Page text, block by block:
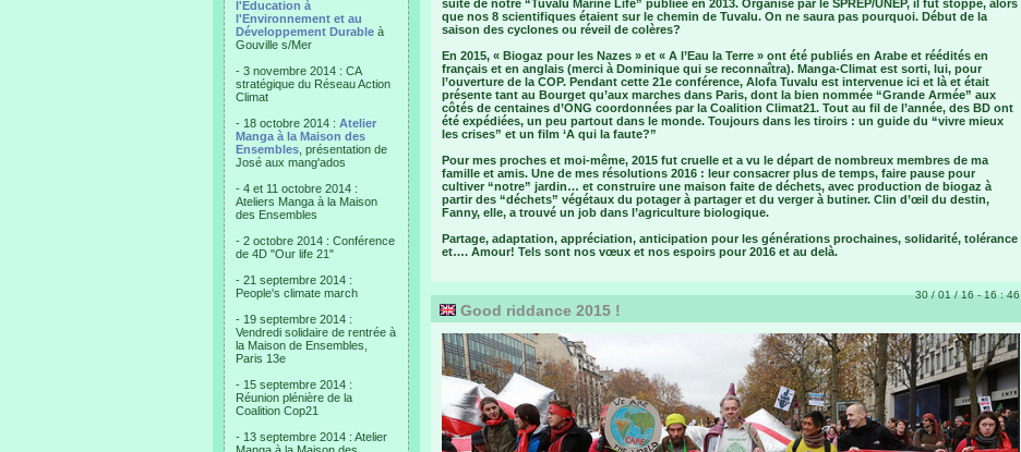
l'Education à
l'Environnement et au
Développement Durable à
Gouville s/Mer
- 3 novembre 2014 : CA
stratégique du Réseau Action
Climat
- 18 octobre 2014 : Atelier
Manga à la Maison des
Ensembles , présentation de
José aux mang'ados
- 4 et 11 octobre 2014 :
Ateliers Manga à la Maison
des Ensembles
- 2 octobre 2014 : Conférence
de 4D "Our life 21"
- 21 septembre 2014 :
People's climate march
- 19 septembre 2014 :
Vendredi solidaire de rentrée à
la Maison de Ensembles,
Paris 13e
- 15 septembre 2014 :
Réunion plénière de la
Coalition Cop21
- 13 septembre 2014 : Atelier
suite de notre “Tuvalu Marine Life” publiée en 2013. Organisé par le SPREP/UNEP, il fut stoppé, alors
que nos 8 scientifiques étaient sur le chemin de Tuvalu. On ne saura pas pourquoi. Début de la
saison des cyclones ou réveil de colères?
En 2015, « Biogaz pour les Nazes » et « A l’Eau la Terre » ont été publiés en Arabe et réédités en
français et en anglais (merci à Dominique qui se reconnaîtra). Manga-Climat est sorti, lui, pour
l’ouverture de la COP. Pendant cette 21e conférence, Alofa Tuvalu est intervenue ici et là et était
présente tant au Bourget qu’aux marches dans Paris, dont la bien nommée “Grande Armée” aux
côtés de centaines d’ONG coordonnées par la Coalition Climat21. Tout au fil de l’année, des BD ont
été expédiées, un peu partout dans le monde. Toujours dans les tiroirs : un guide du “vivre mieux
les crises” et un film ‘A qui la faute?”
Pour mes proches et moi-même, 2015 fut cruelle et a vu le départ de nombreux membres de ma
famille et amis. Une de mes résolutions 2016 : leur consacrer plus de temps, faire pause pour
cultiver “notre” jardin… et construire une maison faite de déchets, avec production de biogaz à
partir des “déchets” végétaux du potager à partager et du verger à butiner. Clin d’œil du destin,
Fanny, elle, a trouvé un job dans l’agriculture biologique.
Partage, adaptation, appréciation, anticipation pour les générations prochaines, solidarité, tolérance
et…. Amour! Tels sont nos vœux et nos espoirs pour 2016 et au delà.
30 / 01 / 16 - 16 : 46
Good riddance 2015 !